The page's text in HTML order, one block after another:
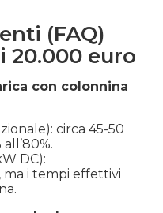
(FAQ)
20.000 euro
con colonnina
circa 45-50
DC):
i tempi effettivi